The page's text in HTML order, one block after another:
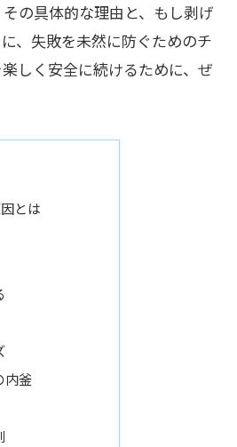
の具体的な理由と、もし剥げ
、失敗を未然に防ぐためのチ
しく安全に続けるために、ぜ
とは
内釜